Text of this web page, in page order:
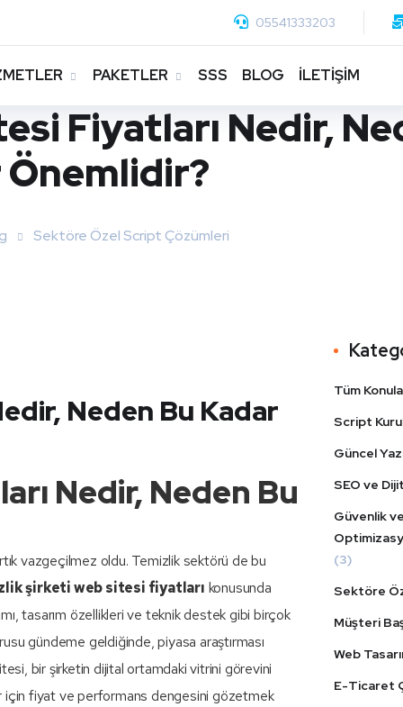
05541333203
PAKETLER SSS BLOG İLETİŞİM
Fiyatları Nedir,
Önemlidir?
Sektöre Özel Script Çözümleri
Neden Bu Kadar
Nedir, Neden Bu
vazgeçilmez oldu. Temizlik sektörü de bu
şirketi web sitesi fiyatları konusunda
tasarım özellikleri ve teknik destek gibi birçok
gündeme geldiğinde, piyasa araştırması
bir şirketin dijital ortamdaki vitrini görevini
için fiyat ve performans dengesini gözetmek
Tüm
Script
Güncel
SEO ve
Güvenlik
(3)
Sektöre
Müşteri
Web
E-Ticaret